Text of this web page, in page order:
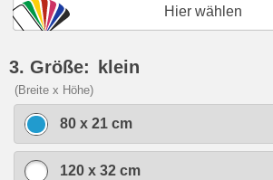
Hier wählen
3. Größe: klein
(Breite x Höhe)
80 x 21 cm
120 x 32 cm